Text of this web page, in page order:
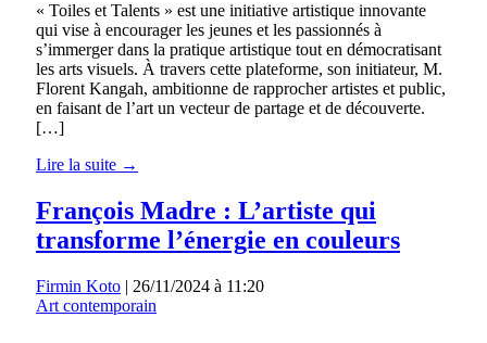
« Toiles et Talents » est une initiative artistique innovante
qui vise à encourager les jeunes et les passionnés à
s’immerger dans la pratique artistique tout en démocratisant
les arts visuels. À travers cette plateforme, son initiateur, M.
Florent Kangah, ambitionne de rapprocher artistes et public,
en faisant de l’art un vecteur de partage et de découverte.
[…]
Lire la suite →
François Madre : L’artiste qui
transforme l’énergie en couleurs
Firmin Koto | 26/11/2024 à 11:20
Art contemporain